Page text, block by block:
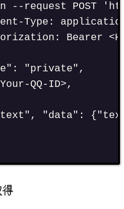
--request POST '
Type:
Bearer
"private",
QQ-ID>,
"data":
得